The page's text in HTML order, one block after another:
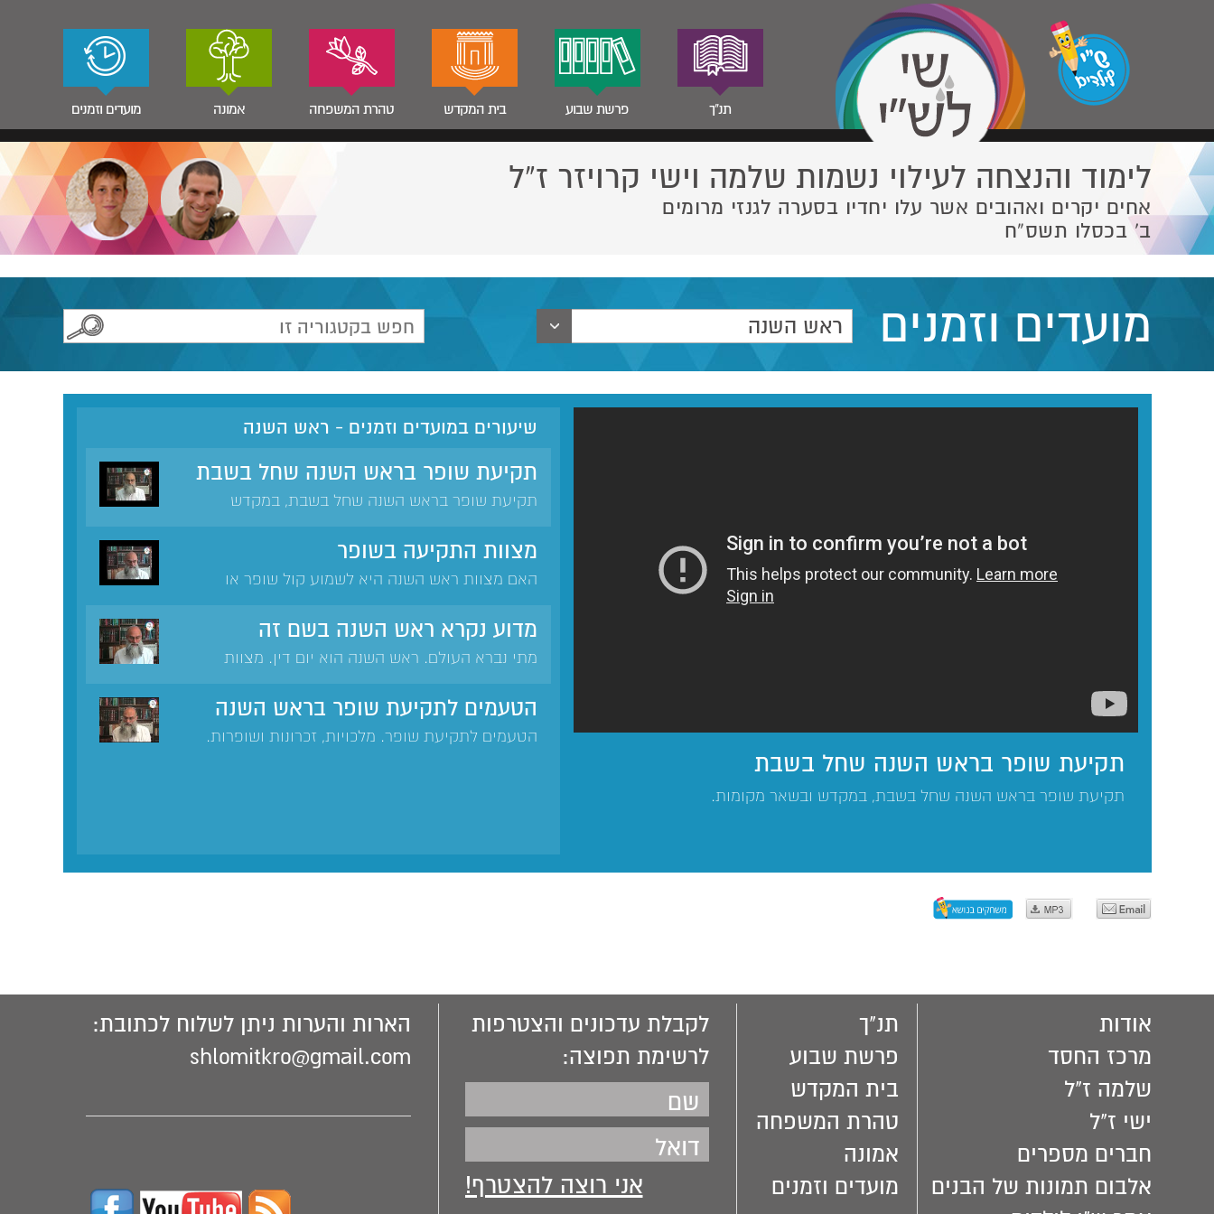
תנ"ך פרשת שבוע בית המקדש טהרת המשפחה אמונה מועדים וזמנים
לימוד והנצחה לעילוי נשמות שלמה וישי קרויזר ז”ל
אחים יקרים ואהובים אשר עלו יחדיו בסערה לגנזי מרומים
ב' בכסלו תשס”ח
מועדים וזמנים ראש השנה
תקיעת שופר בראש השנה שחל בשבת
תקיעת שופר בראש השנה שחל בשבת, במקדש ובשאר מקומות.
שיעורים במועדים וזמנים - ראש השנה
תקיעת שופר בראש השנה שחל בשבת
תקיעת שופר בראש השנה שחל בשבת, במקדש
מצוות התקיעה בשופר
האם מצוות ראש השנה היא לשמוע קול שופר או
חירש, שוטה וקטן לא מוציאים ידי חובה בתקיעת
שופר. כוונת התוקע והשומע בתקיעת שופר.
מדוע נקרא ראש השנה בשם זה
מתי נברא העולם. ראש השנה הוא יום דין. מצוות
שבתקיעת שופר. סדר התקיעות- תקיעה, שברים,
תרועה, תקיעה.
הטעמים לתקיעת שופר בראש השנה
הטעמים לתקיעת שופר. מלכויות, זכרונות ושופרות.
אודות
מרכז החסד
שלמה ז"ל
ישי ז"ל
חברים מספרים
אלבום תמונות של הבנים
תנ"ך
פרשת שבוע
בית המקדש
טהרת המשפחה
אמונה
מועדים וזמנים
לקבלת עדכונים והצטרפות
לרשימת תפוצה:
הארות והערות ניתן לשלוח לכתובת:
shlomitkro@gmail.com